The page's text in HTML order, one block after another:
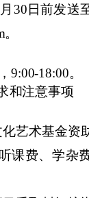
月 30日前发送
。
9:00-18:00。
和注意事项
艺术基金资
课费、学杂